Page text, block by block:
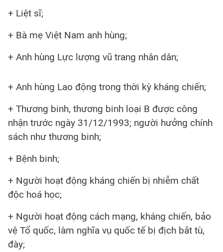
+ Liệt sĩ;
+ Bà mẹ Việt Nam anh hùng;
+ Anh hùng Lực lượng vũ trang nhân dân;
+ Anh hùng Lao động trong thời kỳ kháng chiến;
+ Thương binh, thương binh loại B được công
nhận trước ngày 31/12/1993; người hưởng chính
sách như thương binh;
+ Bệnh binh;
+ Người hoạt động kháng chiến bị nhiễm chất
độc hoá học;
+ Người hoạt động cách mạng, kháng chiến, bảo
vệ Tổ quốc, làm nghĩa vụ quốc tế bị địch bắt tù,
đày;